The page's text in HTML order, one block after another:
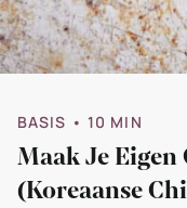
BASIS • 10 MIN
Maak Je Eigen
(Koreaanse